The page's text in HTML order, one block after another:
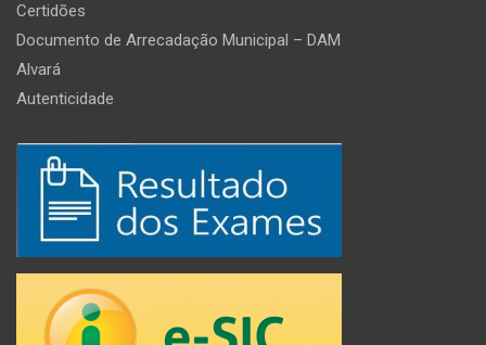
Certidões
Documento de Arrecadação Municipal – DAM
Alvará
Autenticidade